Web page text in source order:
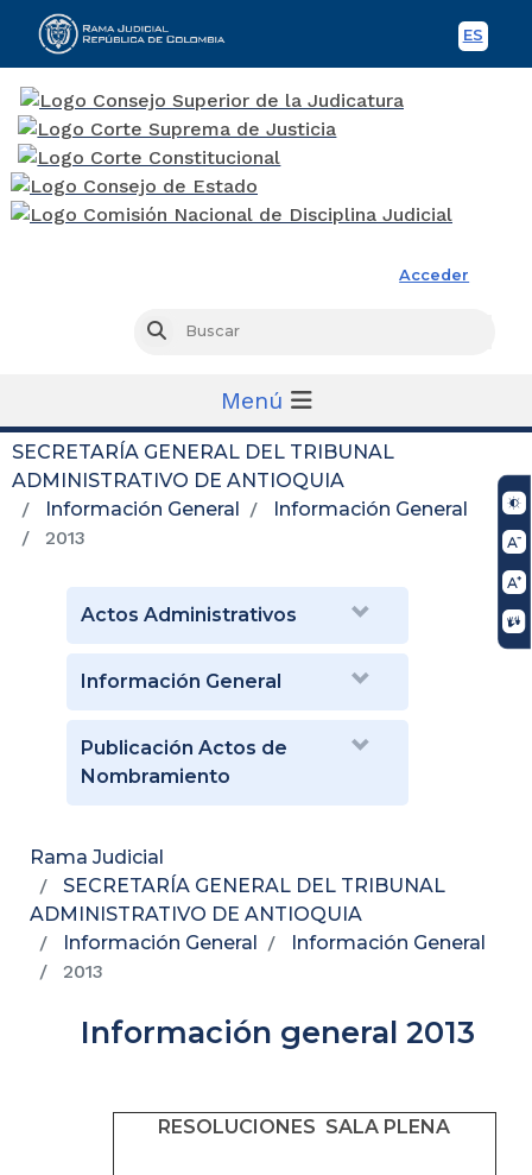
ES
Acceder
Buscar
Menú
SECRETARÍA GENERAL DEL TRIBUNAL
ADMINISTRATIVO DE ANTIOQUIA
Información General
Información General
2013
Actos Administrativos
Información General
Publicación Actos de
Nombramiento
Rama Judicial
SECRETARÍA GENERAL DEL TRIBUNAL
ADMINISTRATIVO DE ANTIOQUIA
Información General
Información General
2013
Información general 2013
RESOLUCIONES SALA PLENA